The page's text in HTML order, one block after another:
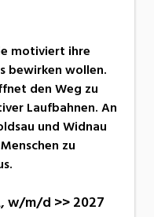
motiviert ihre
bewirken wollen.
den Weg zu
Laufbahnen. An
und Widnau
zu
w/m/d >> 2027